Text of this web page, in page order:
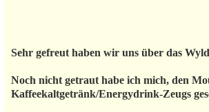
Sehr gefreut haben wir uns über das
Noch nicht getraut habe ich mich, den
Kaffeekaltgetränk/Energydrink-Zeugs